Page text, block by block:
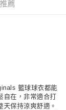
薦
籃球球衣都能
自在，非常適合打
保持涼爽舒適。